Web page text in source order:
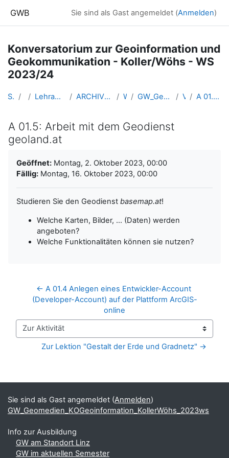
GWB Sie sind als Gast angemeldet (Anmelden)
Konversatorium zur Geoinformation und
Geokommunikation - Koller/Wöhs - WS
2023/24
Startseite Kurse Lehramtsausbildung GW im Cluster Österreich Mitte ARCHIV - Lehrveranstaltungen am Standort Linz - seit 2016 WS_2023/24 GW_Geomedien_KOGeoinformation_KollerWöhs_2023ws VU-Montag A 01.5: Arbeit mit dem Geodienst geoland.at
A 01.5: Arbeit mit dem Geodienst
geoland.at
Geöffnet: Montag, 2. Oktober 2023, 00:00
Fällig: Montag, 16. Oktober 2023, 00:00
Studieren Sie den Geodienst basemap.at!
Welche Karten, Bilder, ... (Daten) werden
angeboten?
Welche Funktionalitäten können sie nutzen?
← A 01.4 Anlegen eines Entwickler-Account
(Developer-Account) auf der Plattform ArcGIS-
online
Zur Aktivität
Zur Lektion "Gestalt der Erde und Gradnetz" →
Ergänzungsblöcke
Sie sind als Gast angemeldet (Anmelden)
GW_Geomedien_KOGeoinformation_KollerWöhs_2023ws
Info zur Ausbildung
GW am Standort Linz
GW im aktuellen Semester